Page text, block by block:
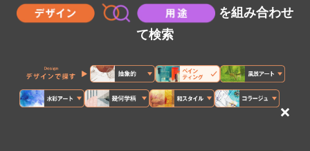
design library
service
search
を組み合わせ
て検索
×